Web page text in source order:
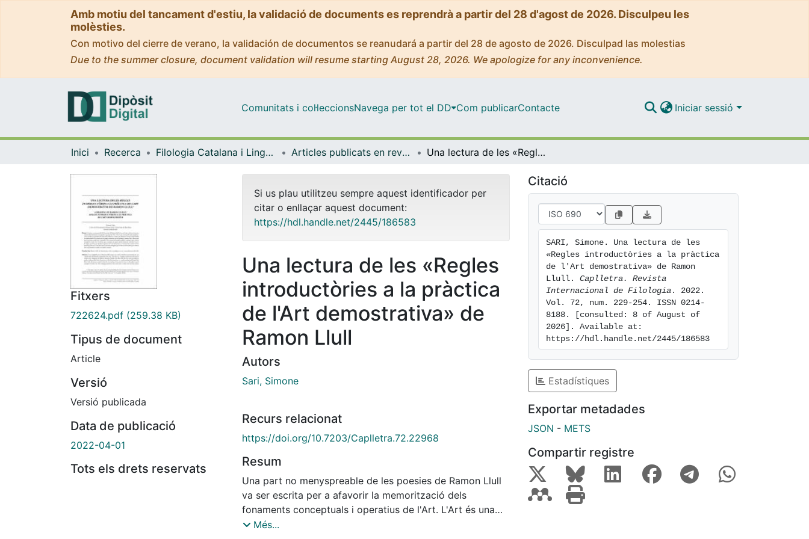
Amb motiu del tancament d'estiu, la validació de documents es reprendrà a partir del 28 d'agost de 2026. Disculpeu les
molèsties.
Con motivo del cierre de verano, la validación de documentos se reanudará a partir del 28 de agosto de 2026. Disculpad las molestias
Due to the summer closure, document validation will resume starting August 28, 2026. We apologize for any inconvenience.
Comunitats i col·leccionsNavega per tot el DD Com publicarContacte Iniciar sessió
Inici Recerca Filologia Catalana i Lingüística General Articles publicats en revistes (Filologia Catalana i Lingüística General) Una lectura de les «Regles introductòries a la pràctica de l'Art demostrativa» de Ramon Llull
Fitxers
722624.pdf (259.38 KB)
Tipus de document
Article
Versió
Versió publicada
Data de publicació
2022-04-01
Tots els drets reservats
Si us plau utilitzeu sempre aquest identificador per
citar o enllaçar aquest document:
https://hdl.handle.net/2445/186583
Una lectura de les «Regles
introductòries a la pràctica
de l'Art demostrativa» de
Ramon Llull
Autors
Sari, Simone
Recurs relacionat
https://doi.org/10.7203/Caplletra.72.22968
Resum
Una part no menyspreable de les poesies de Ramon Llull
va ser escrita per a afavorir la memorització dels
fonaments conceptuals i operatius de l'Art. L'Art és una
eina intel·lectual complexa i el seu creador era partidari de
Més...
Citació
SARI, Simone. Una lectura de les
«Regles introductòries a la pràctica
de l'Art demostrativa» de Ramon
Llull. Caplletra. Revista
Internacional de Filologia . 2022.
Vol. 72, num. 229-254. ISSN 0214-
8188. [consulted: 8 of August of
2026]. Available at:
https://hdl.handle.net/2445/186583
Estadístiques
Exportar metadades
JSON - METS
Compartir registre